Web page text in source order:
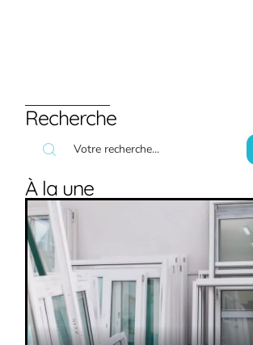
Recherche
À la une